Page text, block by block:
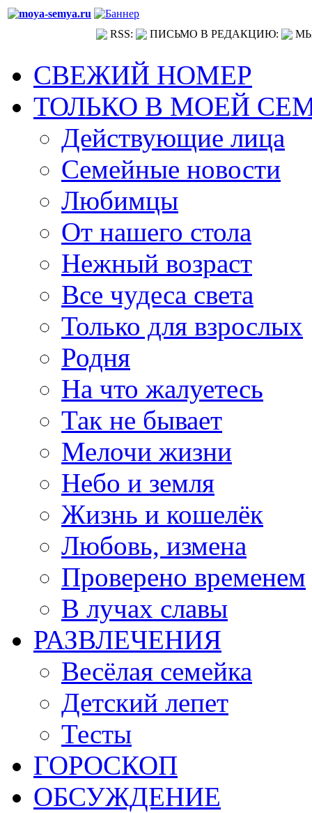
RSS: ПИСЬМО В РЕДАКЦИЮ:
СВЕЖИЙ НОМЕР
ТОЛЬКО В МОЕЙ
Действующие лица
Семейные новости
Любимцы
От нашего стола
Нежный возраст
Все чудеса света
Только для взрослых
Родня
На что жалуетесь
Так не бывает
Мелочи жизни
Небо и земля
Жизнь и кошелёк
Любовь, измена
Проверено временем
В лучах славы
РАЗВЛЕЧЕНИЯ
Весёлая семейка
Детский лепет
Тесты
ГОРОСКОП
ОБСУЖДЕНИЕ